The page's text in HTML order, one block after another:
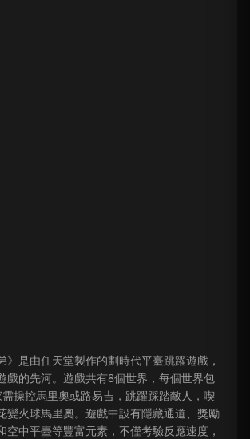
》是由任天堂製作的劃時代平臺跳躍遊戲，
戲的先河。遊戲共有8個世界，每個世界包
操控馬里奧或路易吉，跳躍踩踏敵人，喫
變火球馬里奧。遊戲中設有隱藏通道、獎勵
空中平臺等豐富元素，不僅考驗反應速度，